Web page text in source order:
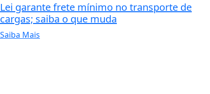
Lei garante frete mínimo no transporte de
cargas; saiba o que muda
Saiba Mais